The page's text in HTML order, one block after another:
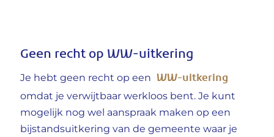
Geen recht op WW-uitkering
Je hebt geen recht op een WW-uitkering
omdat je verwijtbaar werkloos bent. Je kunt
mogelijk nog wel aanspraak maken op een
bijstandsuitkering van de gemeente waar je